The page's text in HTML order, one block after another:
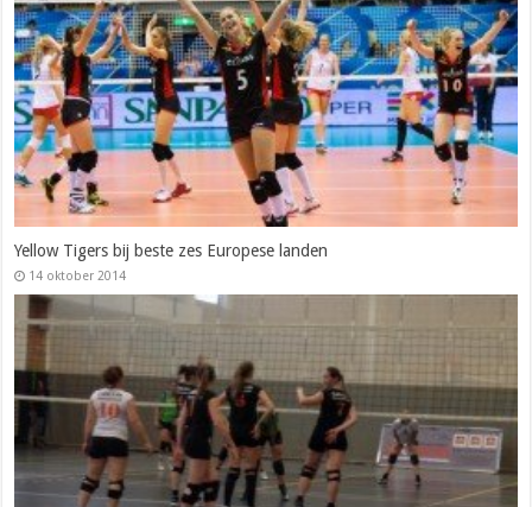
Yellow Tigers bij beste zes Europese landen
14 oktober 2014